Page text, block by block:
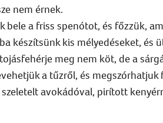
nem érnek.
bele a friss spenótot, és főzzük,
készítsünk kis mélyedéseket, és
meg nem köt, de a
a tűzről, és
szeletelt avokádóval, pirított